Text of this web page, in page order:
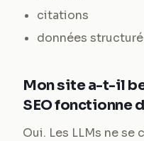
citations
données
Mon site a-t-il
SEO fonctionne
Oui. Les LLMs ne